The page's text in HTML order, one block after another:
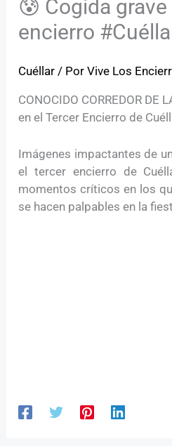
😰 Cogida
encierro
Cuéllar / PorVive Los
CONOCIDO CORREDOR DE
en el Tercer Encierro de
Imágenes impactantes de
el tercer encierro de
momentos críticos en los
se hacen palpables en la